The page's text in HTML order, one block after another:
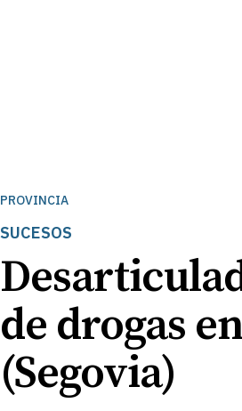
PROVINCIA
SUCESOS
de drogas
(Segovia)